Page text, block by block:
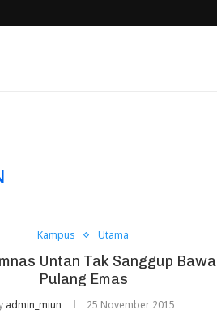
Kampus Utama
Untan Tak Sanggup Bawa
Pulang Emas
admin_miun 25 November 2015